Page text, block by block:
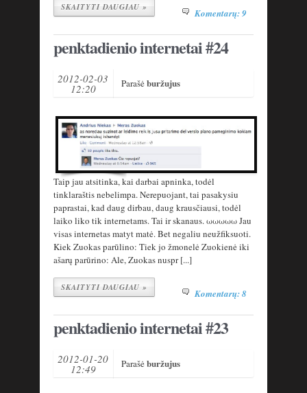
SKAITYTI DAUGIAU » Komentarų: 9
penktadienio internetai #24
2012-02-03
12:20 Parašėburžujus
Taip jau atsitinka, kai darbai apninka, todėl
tinklaraštis nebelimpa. Nerepuojant, tai pasakysiu
paprastai, kad daug dirbau, daug krausčiausi, todėl
laiko liko tik internetams. Tai ir skanaus. ωωωωω Jau
visas internetas matyt matė. Bet negaliu neužfiksuoti.
Kiek Zuokas parūlino: Tiek jo žmonelė Zuokienė iki
ašarų parūrino: Ale, Zuokas nuspr [...]
SKAITYTI DAUGIAU » Komentarų: 8
penktadienio internetai #23
2012-01-20
12:49 Parašėburžujus